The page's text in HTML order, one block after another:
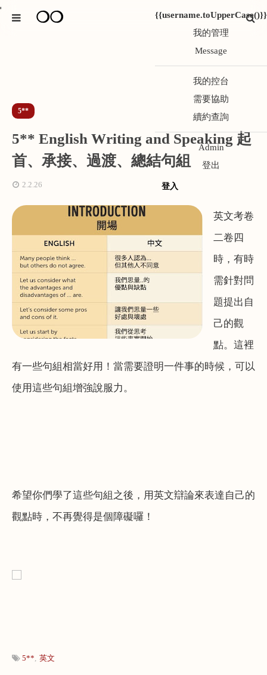
❍❍
{{username.toUpperCase()}}
我的管理
Message
我的控台
需要協助
續約查詢
Admin
登出
登入
5**
5** English Writing and Speaking 起
首、承接、過渡、總結句組
2.2.26
英文考卷
二卷四
時，有時
需針對問
題提出自
己的觀
點。這裡
有一些句組相當好用！當需要證明一件事的時候，可以
使用這些句組增強說服力。
希望你們學了這些句組之後，用英文辯論來表達自己的
觀點時，不再覺得是個障礙囉！
5** 英文